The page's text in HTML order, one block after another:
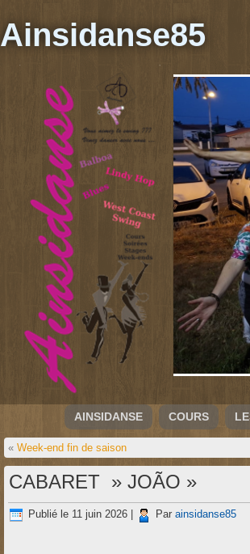
Ainsidanse85
AINSIDANSE COURS
« Week-end fin de saison
CABARET » JOÃO »
Publié le 11 juin 2026 Par ainsidanse85